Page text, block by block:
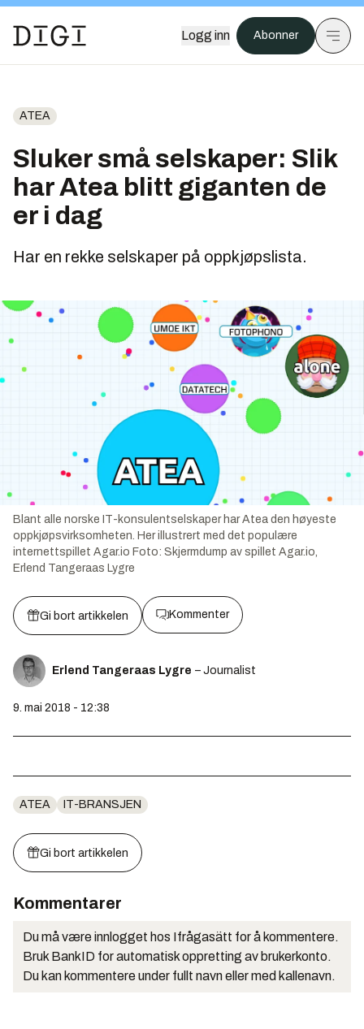
Logg inn Abonner
ATEA
Sluker små selskaper: Slik
har Atea blitt giganten de
er i dag
Har en rekke selskaper på oppkjøpslista.
Blant alle norske IT-konsulentselskaper har Atea den høyeste
oppkjøpsvirksomheten. Her illustrert med det populære
internettspillet Agar.io Foto: Skjermdump av spillet Agar.io,
Erlend Tangeraas Lygre
Gi bort artikkelen Kommenter
Erlend Tangeraas Lygre – Journalist
9. mai 2018 - 12:38
ATEA IT-BRANSJEN
Gi bort artikkelen
Kommentarer
Du må være innlogget hos Ifrågasätt for å kommentere.
Bruk BankID for automatisk oppretting av brukerkonto.
Du kan kommentere under fullt navn eller med kallenavn.